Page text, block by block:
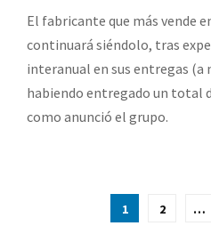
El fabricante que más vende
continuará siéndolo, tras
interanual en sus entregas (a
habiendo entregado un total
como anunció el grupo.
Paginación
1 2 …